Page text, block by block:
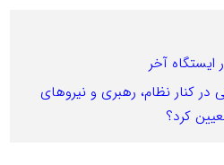
در کنار نظام، رهبری و نیروهای
کرد؟